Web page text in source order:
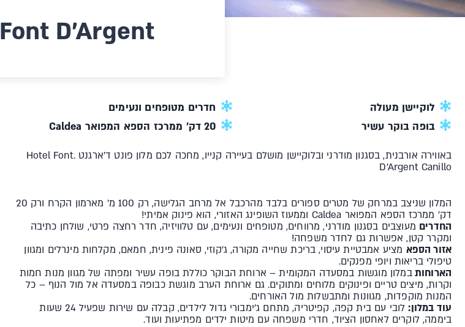
Font D'Argent
לוקיישן מעולה
חדרים מטופחים ונעימים
בופה בוקר עשיר
20 דק' ממרכז הספא המפואר Caldea
באווירה אורבנית, בסגנון מודרני ובלוקיישן מושלם בעיירה קנייו, מחכה לכם מלון פונט ד'ארגנט .Hotel Font
D'Argent Canillo
המלון שניצב במרחק של מטרים ספורים בלבד מהרכבל אל מרחב הגלישה, רק 100 מ' מארמון הקרח ורק 20
דק' ממרכז הספא המפואר Caldea וממעוז השופינג האזורי, הוא פינוק אמיתי!
החדרים מעוצבים בסגנון מודרני, מרווחים, מטופחים ונעימים, עם טלוויזיה, חדר רחצה פרטי, שולחן כתיבה
ומקרר קטן, אפשרות גם לחדר משפחה!
אזור הספא מציע אמבטיית עיסוי, בריכת שחייה מקורה, ג'קוזי, סאונה פינית, חמאם, מקלחות מינרלים ומגוון
טיפולי בריאות ויופי מפנקים.
הארוחותבמלון מוגשות במסעדה המקומית – ארוחת הבוקר כוללת בופה עשיר ומפתה של מגוון מנות חמות
וקרות, מיצים טריים ופינוקים מלוחים ומתוקים. גם ארוחת הערב מוגשת כבופה במסעדה אל מול הנוף – כל
המנות מוקפדות, מגוונות ומתבשלות מול האורחים.
עוד במלון:
לובי עם בית קפה, קפיטריה, מתחם ג'ימבורי גדול לילדים, קבלה עם שירות שפעיל 24 שעות
ביממה, לוקרים לאחסון הציוד, חדרי משפחה עם מיטות ילדים מפתיעות ועוד.